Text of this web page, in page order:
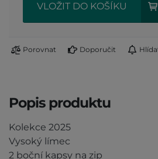
VLOŽIT DO KOŠÍKU
Porovnat Doporučit
Popis produktu
Kolekce 2025
Vysoký límec
2 boční kapsy na zip